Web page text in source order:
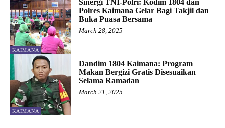
KAIMANA
Sinergi TNI-Polri: Kodim 1804 dan
Polres Kaimana Gelar Bagi Takjil dan
Buka Puasa Bersama
March 28, 2025
KAIMANA
Dandim 1804 Kaimana: Program
Makan Bergizi Gratis Disesuaikan
Selama Ramadan
March 21, 2025